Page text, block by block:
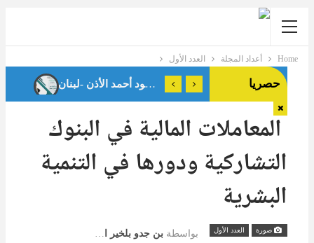
Home أعداد المجلة العدد الأول
حصريا
المعاملات المالية في البنوك
التشاركية ودورها في التنمية
البشرية
صورة العدد الأول بواسطة بن جدو بلخير المشرف العام